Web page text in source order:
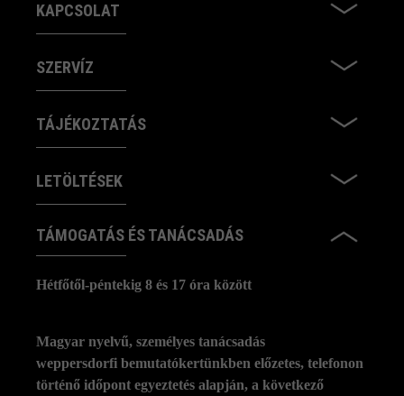
KAPCSOLAT
SZERVÍZ
TÁJÉKOZTATÁS
LETÖLTÉSEK
TÁMOGATÁS ÉS TANÁCSADÁS
Hétfőtől-péntekig 8 és 17 óra között
Magyar nyelvű, személyes tanácsadás
weppersdorfi bemutatókertünkben előzetes, telefonon
történő időpont egyeztetés alapján, a következő